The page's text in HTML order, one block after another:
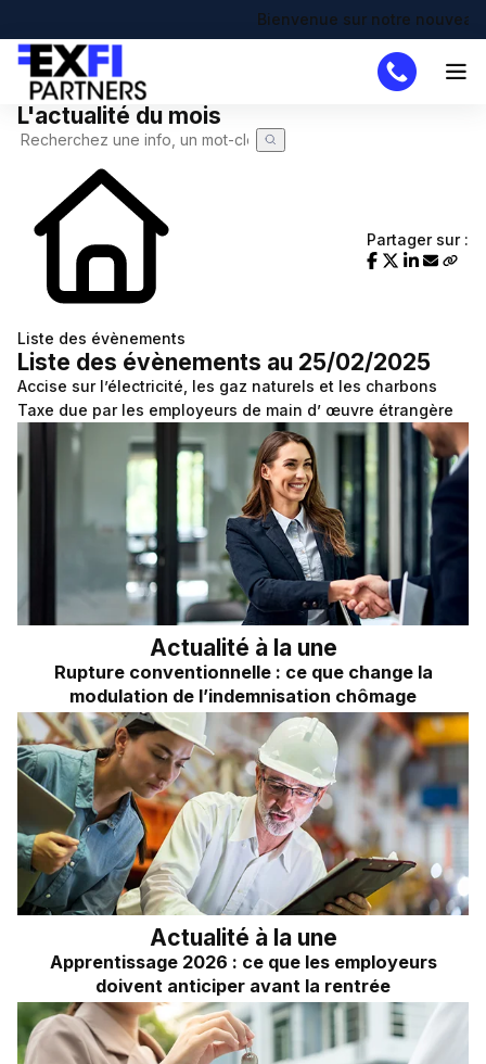
Bienvenue sur notre nouveau site
Cabinet
Missions
DAF
Créateur
Simulateurs
Recherche de code APE
Chômage partiel
Frais kilométriques
Revenu du dirigeant
Impôts sur les sociétés
Actualité à la une
Calendrier fiscal
Infographie RSE du mois
Transformation digitale
Quizz RH&VOUS ?
Bien-être en entreprise
Place à l'Expert
Sondage du mois
Demande de devis
L'actualité du mois
Liste des évènements
Partager sur :
Liste des évènements au 25/02/2025
Accise sur l’électricité, les gaz naturels et les charbons
Taxe due par les employeurs de main d’ œuvre étrangère
Actualité à la une
Rupture conventionnelle : ce que change la
modulation de l’indemnisation chômage
Actualité à la une
Apprentissage 2026 : ce que les employeurs
doivent anticiper avant la rentrée